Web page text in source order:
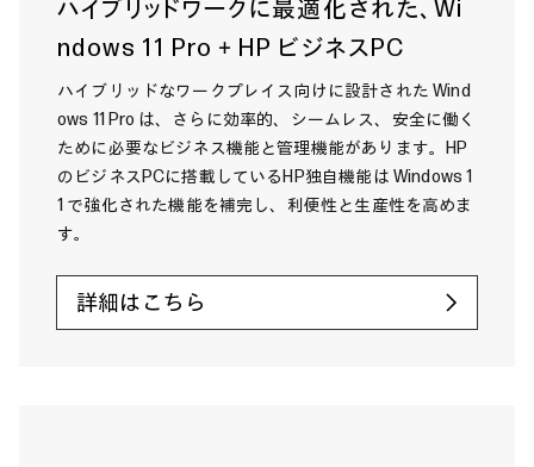
ハイブリッドワークに最適化された、Wi
ndows 11 Pro＋HP ビジネスPC
ハイブリッドなワークプレイス向けに設計された Wind
ows 11 Pro は、さらに効率的、シームレス、安全に働く
ために必要なビジネス機能と管理機能があります。HP
のビジネスPCに搭載しているHP独自機能は Windows 1
1 で強化された機能を補完し、利便性と生産性を高めま
す。
詳細はこちら